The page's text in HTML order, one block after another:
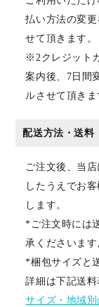
払い方法の変
せて頂きます。
※2クレジット
案内後、7日間
ルさせて頂きま
配送方法・送料
ご注文後、当
したうえでお
します。
*ご注文時には
承くださいます
*梱包サイズと
詳細は下記送料
サイズ・地域